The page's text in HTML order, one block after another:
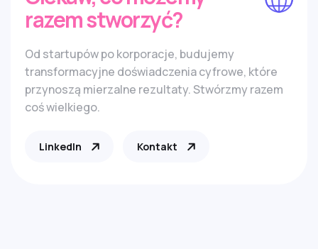
razem stworzyć?
Od startupów po korporacje, budujemy
transformacyjne doświadczenia cyfrowe, które
przynoszą mierzalne rezultaty. Stwórzmy razem
coś wielkiego.
LinkedIn Kontakt